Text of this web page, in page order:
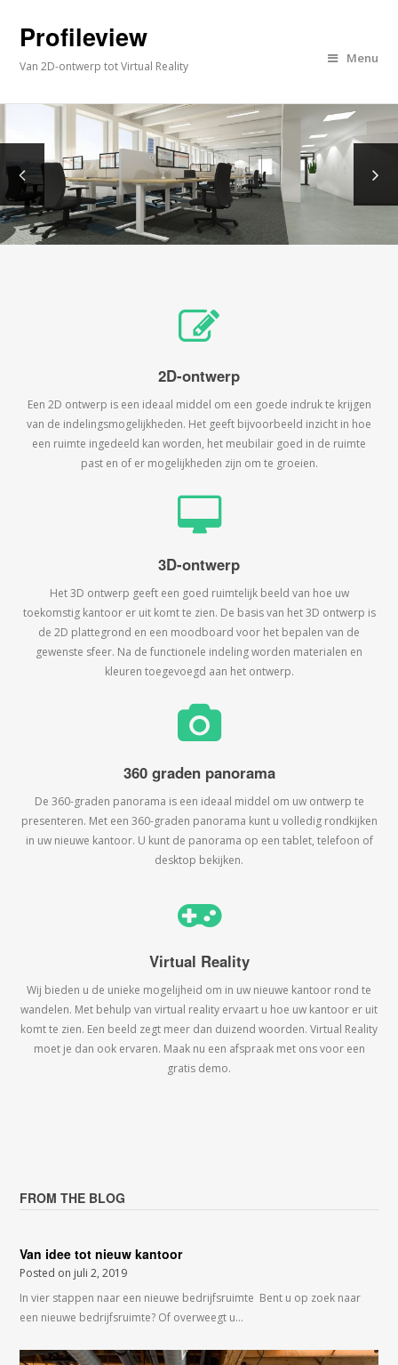
Profileview
Van 2D-ontwerp tot Virtual Reality
Menu
2D-ontwerp
Een 2D ontwerp is een ideaal middel om een goede indruk te krijgen
van de indelingsmogelijkheden. Het geeft bijvoorbeeld inzicht in hoe
een ruimte ingedeeld kan worden, het meubilair goed in de ruimte
past en of er mogelijkheden zijn om te groeien.
3D-ontwerp
Het 3D ontwerp geeft een goed ruimtelijk beeld van hoe uw
toekomstig kantoor er uit komt te zien. De basis van het 3D ontwerp is
de 2D plattegrond en een moodboard voor het bepalen van de
gewenste sfeer. Na de functionele indeling worden materialen en
kleuren toegevoegd aan het ontwerp.
360 graden panorama
De 360-graden panorama is een ideaal middel om uw ontwerp te
presenteren. Met een 360-graden panorama kunt u volledig rondkijken
in uw nieuwe kantoor. U kunt de panorama op een tablet, telefoon of
desktop bekijken.
Virtual Reality
Wij bieden u de unieke mogelijheid om in uw nieuwe kantoor rond te
wandelen. Met behulp van virtual reality ervaart u hoe uw kantoor er uit
komt te zien. Een beeld zegt meer dan duizend woorden. Virtual Reality
moet je dan ook ervaren. Maak nu een afspraak met ons voor een
gratis demo.
FROM THE BLOG
Van idee tot nieuw kantoor
Posted on juli 2, 2019
In vier stappen naar een nieuwe bedrijfsruimte Bent u op zoek naar
een nieuwe bedrijfsruimte? Of overweegt u…